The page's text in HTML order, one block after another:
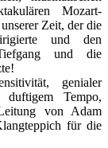
Mozart-
Zeit, der die
und den
und die
genialer
duftigem Tempo,
von Adam
für die